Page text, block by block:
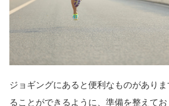
ジョギングにあると便利なものがあり
ることができるように、準備を整えてお